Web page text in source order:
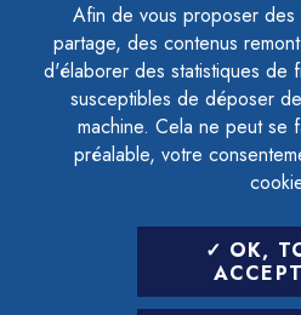
Afin de vous proposer
partage, des contenus
d'élaborer des statistiques de
susceptibles de déposer
machine. Cela ne peut se
préalable, votre
OK,
ACCESSIBILITÉ -
PLAN DU
MENTIONS
CONTACTER LE DÉLÉGUÉ À LA
GESTION DES
LETTRE
SAISIR VOTRE
POUR VOUS